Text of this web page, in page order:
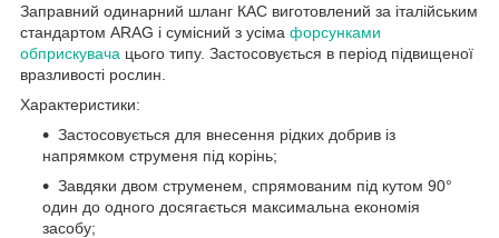
Заправний одинарний шланг КАС виготовлений за італійським
стандартом ARAG і сумісний з усіма форсунками
обприскувача цього типу. Застосовується в період підвищеної
вразливості рослин.
Характеристики:
Застосовується для внесення рідких добрив із
напрямком струменя під корінь;
Завдяки двом струменем, спрямованим під кутом 90°
один до одного досягається максимальна економія
засобу;